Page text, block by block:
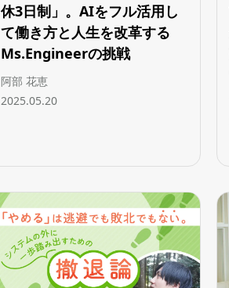
休3日制」。AIをフル活用し
て働き方と人生を改革する
Ms.Engineerの挑戦
阿部 花恵
2025.05.20